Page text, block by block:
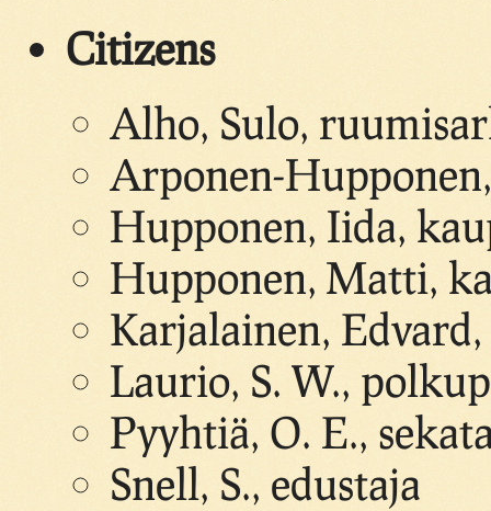
Citizens
Alho, Sulo,
Arponen-
Hupponen, Iida,
Hupponen, Matti,
Karjalainen,
Laurio, S. W.,
Pyyhtiä, O. E.,
Snell, S., edustaja